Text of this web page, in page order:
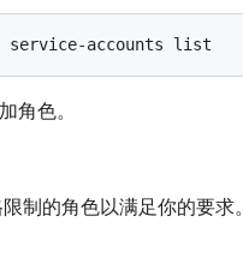
角色。
制的角色以满足你的要求。